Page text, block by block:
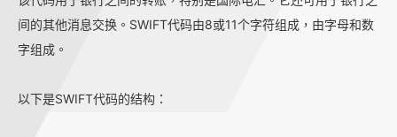
间的其他消息交换。SWIFT代码由8或11个字符组成，由字母和数
字组成。
以下是SWIFT代码的结构：